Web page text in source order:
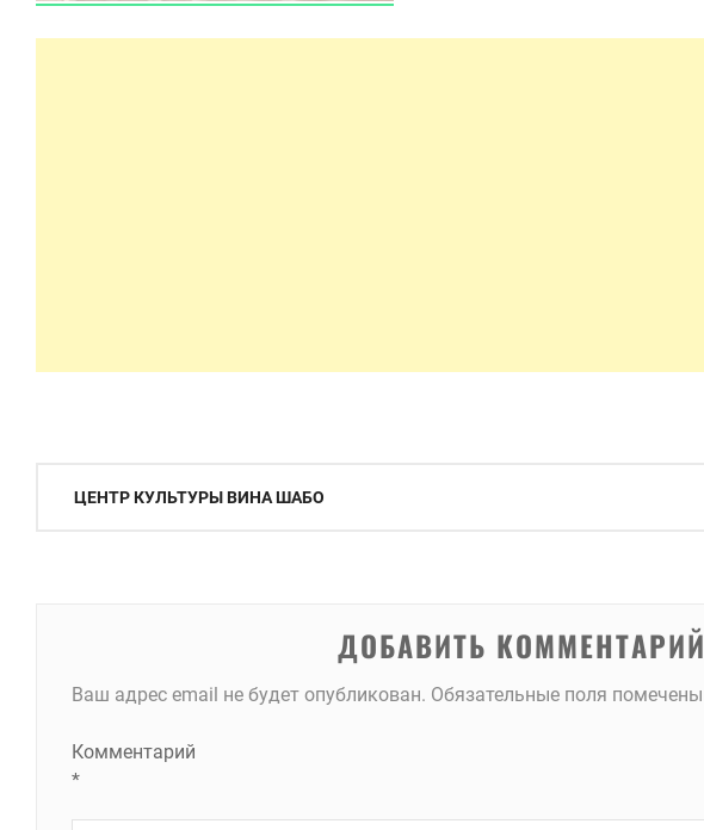
Навигация
ЦЕНТР КУЛЬТУРЫ ВИНА ШАБО
ДОБАВИТЬ КОММЕНТАРИЙ
Ваш адрес email не будет опубликован. Обязательные поля помечены
Комментарий
*